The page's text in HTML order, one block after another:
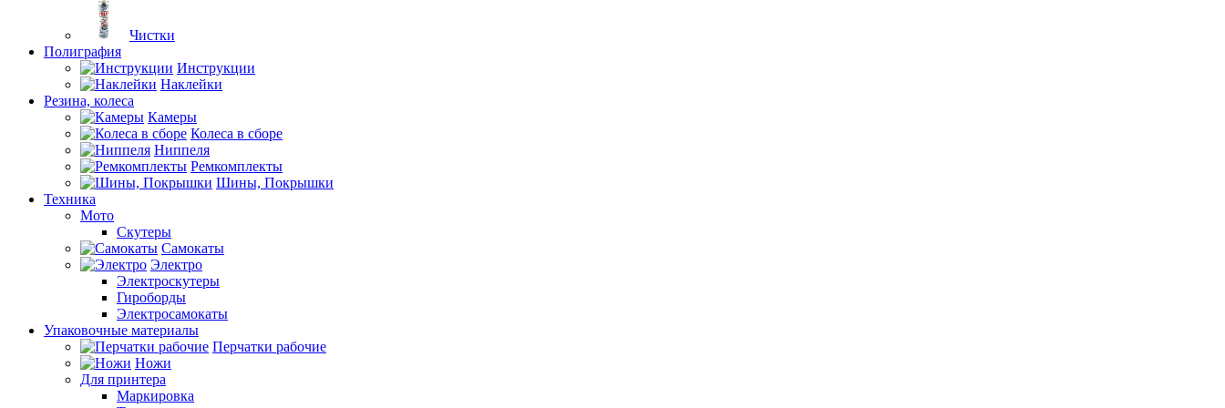
Чистки
Полиграфия
Инструкции
Наклейки
Резина, колеса
Камеры
Колеса в сборе
Ниппеля
Ремкомплекты
Шины, Покрышки
Техника
Мото
Скутеры
Самокаты
Электро
Электроскутеры
Гироборды
Электросамокаты
Упаковочные материалы
Перчатки рабочие
Ножи
Для принтера
Маркировка